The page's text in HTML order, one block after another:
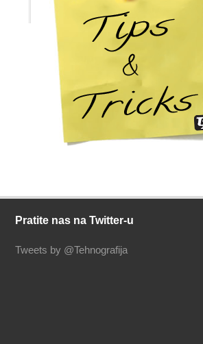
Pratite nas na Twitter-u
Tweets by @Tehnografija